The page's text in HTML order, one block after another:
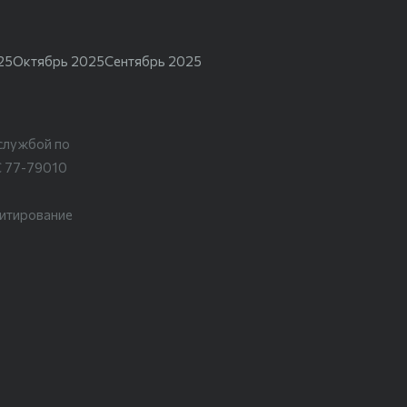
Октябрь 2025Сентябрь 2025
по
77-79010